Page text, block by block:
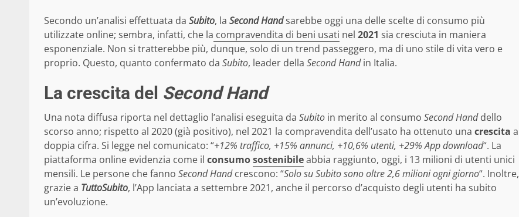
Secondo un’analisi effettuata da Subito, la Second Handsarebbe oggi una delle scelte di consumo più
utilizzate online; sembra, infatti, che la compravendita di beni usati nel 2021 sia cresciuta in maniera
esponenziale. Non si tratterebbe più, dunque, solo di un trend passeggero, ma di uno stile di vita vero e
proprio. Questo, quanto confermato da Subito, leader della Second Handin Italia.
La crescita del Second Hand
Una nota diffusa riporta nel dettaglio l’analisi eseguita da Subito in merito al consumo Second Handdello
scorso anno; rispetto al 2020 (già positivo), nel 2021 la compravendita dell’usato ha ottenuto una crescita a
doppia cifra. Si legge nel comunicato: “+12% traffico, +15% annunci, +10,6% utenti, +29% App download“. La
piattaforma online evidenzia come il consumosostenibileabbia raggiunto, oggi, i 13 milioni di utenti unici
mensili. Le persone che fanno Second Handcrescono: “Solo su Subito sono oltre 2,6 milioni ogni giorno“. Inoltre,
grazie a TuttoSubito, l’App lanciata a settembre 2021, anche il percorso d’acquisto degli utenti ha subito
un’evoluzione.